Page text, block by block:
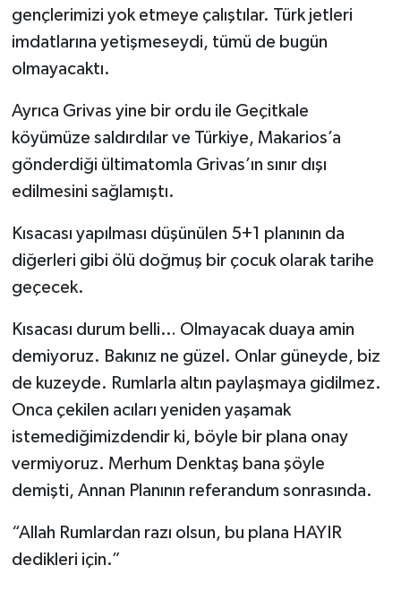
gençlerimizi yok etmeye çalıştılar. Türk jetleri
imdatlarına yetişmeseydi, tümü de bugün
olmayacaktı.
Ayrıca Grivas yine bir ordu ile Geçitkale
köyümüze saldırdılar ve Türkiye, Makarios’a
gönderdiği ültimatomla Grivas’ın sınır dışı
edilmesini sağlamıştı.
Kısacası yapılması düşünülen 5+1 planının da
diğerleri gibi ölü doğmuş bir çocuk olarak tarihe
geçecek.
Kısacası durum belli… Olmayacak duaya amin
demiyoruz. Bakınız ne güzel. Onlar güneyde, biz
de kuzeyde. Rumlarla altın paylaşmaya gidilmez.
Onca çekilen acıları yeniden yaşamak
istemediğimizdendir ki, böyle bir plana onay
vermiyoruz. Merhum Denktaş bana şöyle
demişti, Annan Planının referandum sonrasında.
“Allah Rumlardan razı olsun, bu plana HAYIR
dedikleri için.”